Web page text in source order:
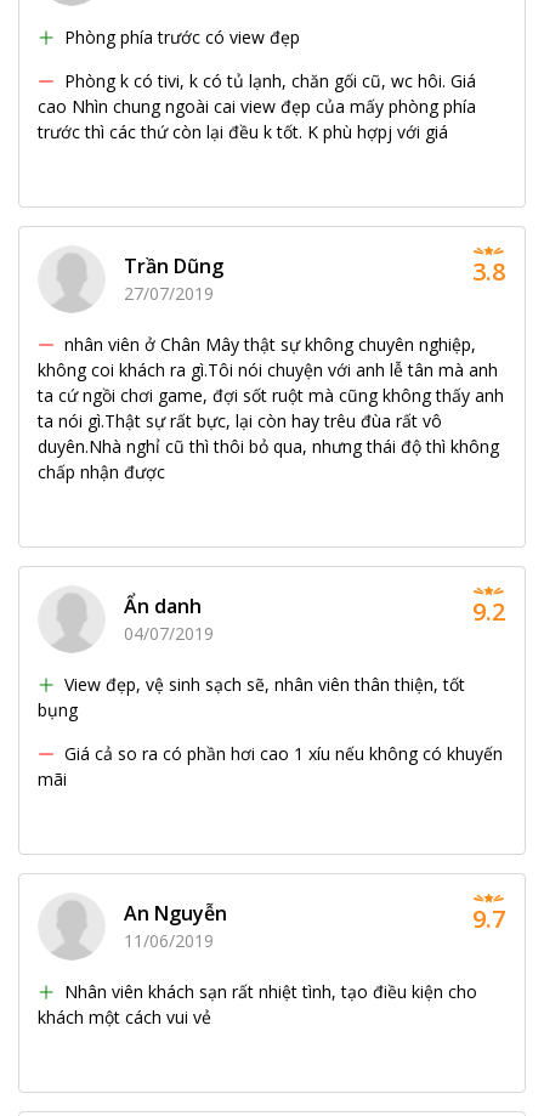
Phòng phía trước có view đẹp
Phòng k có tivi, k có tủ lạnh, chăn gối cũ, wc hôi. Giá
cao Nhìn chung ngoài cai view đẹp của mấy phòng phía
trước thì các thứ còn lại đều k tốt. K phù hợpj với giá
Trần Dũng
27/07/2019
nhân viên ở Chân Mây thật sự không chuyên nghiệp,
không coi khách ra gì.Tôi nói chuyện với anh lễ tân mà anh
ta cứ ngồi chơi game, đợi sốt ruột mà cũng không thấy anh
ta nói gì.Thật sự rất bực, lại còn hay trêu đùa rất vô
duyên.Nhà nghỉ cũ thì thôi bỏ qua, nhưng thái độ thì không
chấp nhận được
3.8
Ẩn danh
04/07/2019
View đẹp, vệ sinh sạch sẽ, nhân viên thân thiện, tốt
bụng
Giá cả so ra có phần hơi cao 1 xíu nếu không có khuyến
mãi
9.2
An Nguyễn
11/06/2019
Nhân viên khách sạn rất nhiệt tình, tạo điều kiện cho
khách một cách vui vẻ
9.7